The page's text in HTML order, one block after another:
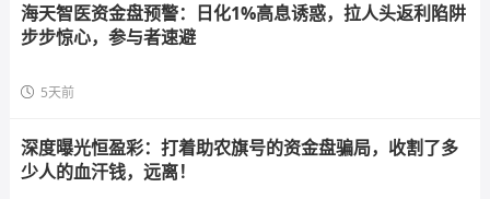
海天智医资金盘预警：日化1%高息诱惑，拉人头返利陷阱
步步惊心，参与者速避
5天前
深度曝光恒盈彩：打着助农旗号的资金盘骗局，收割了多
少人的血汗钱，远离！